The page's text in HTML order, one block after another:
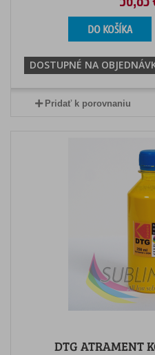
DO KOŠÍKA
DOSTUPNÉ NA
Pridať k porovnaniu
DTG ATRAMENT